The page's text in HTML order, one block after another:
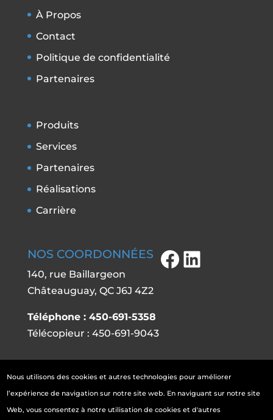
Nous utilisons des cookies et autres technologies pour améliorer
l’expérience de navigation sur notre site web. En naviguant sur notre site
Web, vous consentez à notre utilisation de cookies et d'autres
À Propos
Contact
Politique de confidentialité
Partenaires
Produits
Services
Partenaires
Réalisations
Carrière
NOS COORDONNÉES
140, rue Baillargeon
Châteauguay, QC J6J 4Z2
Téléphone : 450-691-5358
Télécopieur : 450-691-9043
Facebook
LinkedIn